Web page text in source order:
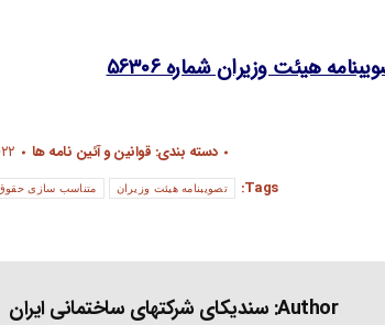
هیئت وزیران شماره ۵۶۳۰۶
دسته بندی: قوانین و آئین نامه ها
Tags:
تصویبنامه هیئت وزیران متناسب سازی
Author: سندیکای شرکتهای ساختمانی ایران